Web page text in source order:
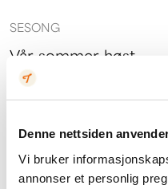
Denne nettsiden
Vi bruker
annonser et personlig
SESONG
Vår, sommer, høst
PASSER FOR
Alle